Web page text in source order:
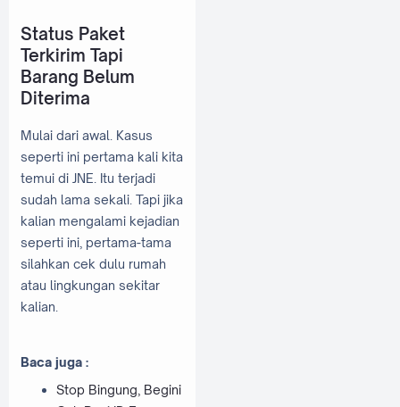
Status Paket
Terkirim Tapi
Barang Belum
Diterima
Mulai dari awal. Kasus
seperti ini pertama kali kita
temui di JNE. Itu terjadi
sudah lama sekali. Tapi jika
kalian mengalami kejadian
seperti ini, pertama-tama
silahkan cek dulu rumah
atau lingkungan sekitar
kalian.
Baca juga :
Stop Bingung, Begini